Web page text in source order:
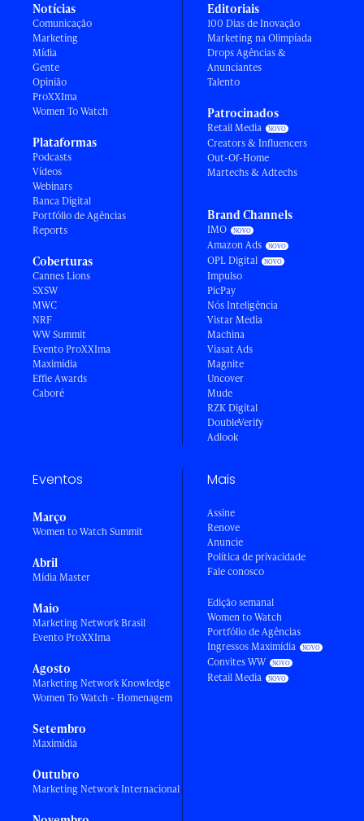
Notícias
Comunicação
Marketing
Mídia
Gente
Opinião
ProXXIma
Women To Watch
Plataformas
Podcasts
Vídeos
Webinars
Banca Digital
Portfólio de Agências
Reports
Coberturas
Cannes Lions
SXSW
MWC
NRF
WW Summit
Evento ProXXIma
Maximídia
Effie Awards
Caboré
Editoriais
100 Dias de Inovação
Marketing na Olimpíada
Drops Agências &
Anunciantes
Talento
Patrocinados
Retail Media
Creators & Influencers
Out-Of-Home
Martechs & Adtechs
Brand Channels
IMO
Amazon Ads
OPL Digital
Impulso
PicPay
Nós Inteligência
Vistar Media
Machina
Viasat Ads
Magnite
Uncover
Mude
RZK Digital
DoubleVerify
Adlook
Eventos
Março
Women to Watch Summit
Abril
Mídia Master
Maio
Marketing Network Brasil
Evento ProXXIma
Agosto
Marketing Network Knowledge
Women To Watch - Homenagem
Setembro
Maximídia
Outubro
Marketing Network Internacional
Mais
Assine
Renove
Anuncie
Política de privacidade
Fale conosco
Edição semanal
Women to Watch
Portfólio de Agências
Ingressos Maximídia
Convites WW
Retail Media